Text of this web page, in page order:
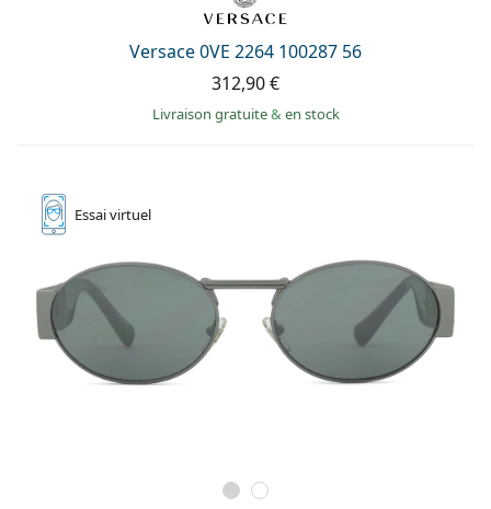
Versace 0VE 2264 100287 56
312,90 €
Livraison gratuite& en stock
Essaivirtuel